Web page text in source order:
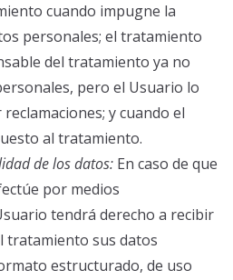
cuando impugne la
personales; el tratamiento
del tratamiento ya no
pero el Usuario lo
y cuando el
al tratamiento.
de los datos: En caso de que
por medios
tendrá derecho a recibir
tratamiento sus datos
estructurado, de uso